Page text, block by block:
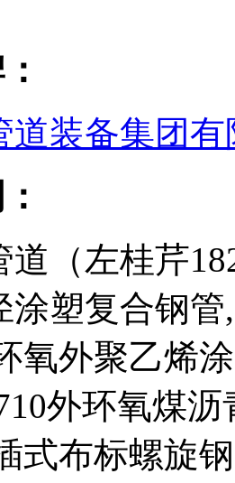
道装备集团有
（左桂芹
涂塑复合钢
氧外聚乙烯
外环氧煤
式布标螺旋